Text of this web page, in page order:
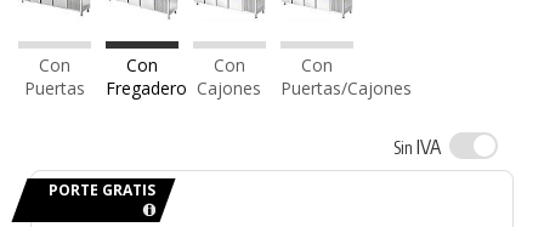
Con
Puertas
Con
Fregadero
Con
Cajones
Con
Puertas/Cajones
Sin IVA
PORTE GRATIS